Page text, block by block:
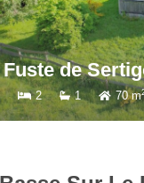
Fuste du
3 3 90 m